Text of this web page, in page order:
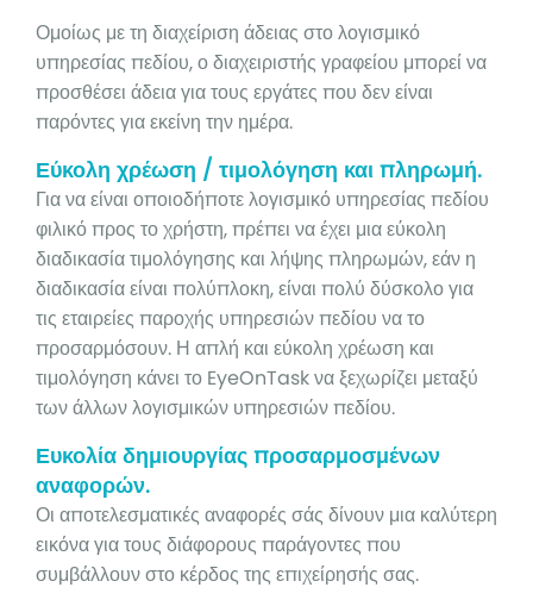
Ομοίως με τη διαχείριση άδειας στο λογισμικό
υπηρεσίας πεδίου, ο διαχειριστής γραφείου μπορεί να
προσθέσει άδεια για τους εργάτες που δεν είναι
παρόντες για εκείνη την ημέρα.
Εύκολη χρέωση / τιμολόγηση και πληρωμή.
Για να είναι οποιοδήποτε λογισμικό υπηρεσίας πεδίου
φιλικό προς το χρήστη, πρέπει να έχει μια εύκολη
διαδικασία τιμολόγησης και λήψης πληρωμών, εάν η
διαδικασία είναι πολύπλοκη, είναι πολύ δύσκολο για
τις εταιρείες παροχής υπηρεσιών πεδίου να το
προσαρμόσουν. Η απλή και εύκολη χρέωση και
τιμολόγηση κάνει το EyeOnTask να ξεχωρίζει μεταξύ
των άλλων λογισμικών υπηρεσιών πεδίου.
Ευκολία δημιουργίας προσαρμοσμένων
αναφορών.
Οι αποτελεσματικές αναφορές σάς δίνουν μια καλύτερη
εικόνα για τους διάφορους παράγοντες που
συμβάλλουν στο κέρδος της επιχείρησής σας.